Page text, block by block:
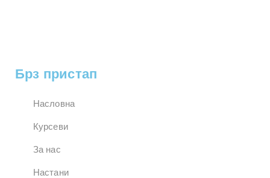
Брз пристап
Насловна
Курсеви
За нас
Настани